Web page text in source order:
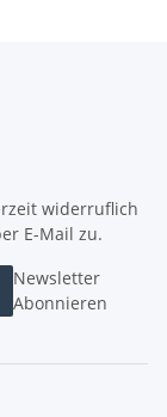
widerruflich
E-Mail zu.
Newsletter
Abonnieren